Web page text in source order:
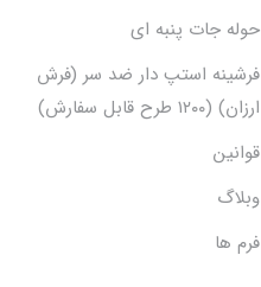
حوله جات پنبه ای
فرشینه استپ دار ضد سر (فرش
ارزان) (۱۲۰۰ طرح قابل سفارش)
قوانین
وبلاگ
فرم ها